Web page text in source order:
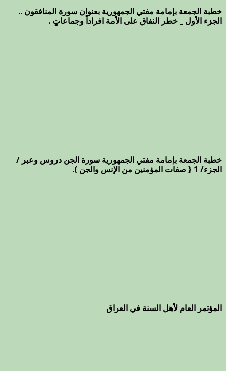
خطبة الجمعة بإمامة مفتي الجمهورية بعنوان سورة المنافقون ..
الجزء الأول _ خطر النفاق على الأمة افراداً وجماعاتٍ .
خطبة الجمعة بإمامة مفتي الجمهورية سورة الجن دروس وعبر /
الجزء/ 1 { صفات المؤمنين من الإنس والجن ).
المؤتمر العام لأهل السنة في العراق